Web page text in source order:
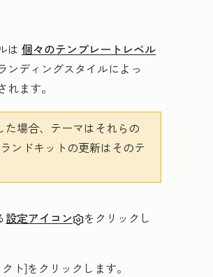
は 個々のテンプレートレベル
ンディングスタイルによっ
ます。
た場合、テーマはそれらの
ンドキットの更新はそのテ
設定アイコン
をクリックし
ト]をクリックします。